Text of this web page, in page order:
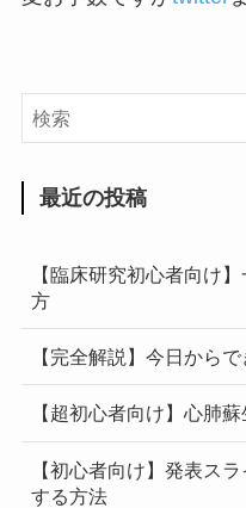
最近の投稿
【臨床研究初心者向け
方
【完全解説】今日から
【超初心者向け】心肺
【初心者向け】発表ス
する方法